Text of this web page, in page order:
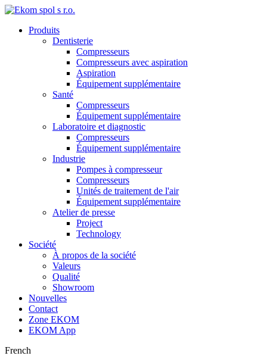
Produits
Dentisterie
Compresseurs
Compresseurs avec aspiration
Aspiration
Équipement supplémentaire
Santé
Compresseurs
Équipement supplémentaire
Laboratoire et diagnostic
Compresseurs
Équipement supplémentaire
Industrie
Pompes à compresseur
Compresseurs
Unités de traitement de l'air
Équipement supplémentaire
Atelier de presse
Project
Technology
Société
À propos de la société
Valeurs
Qualité
Showroom
Nouvelles
Contact
Zone EKOM
EKOM App
French